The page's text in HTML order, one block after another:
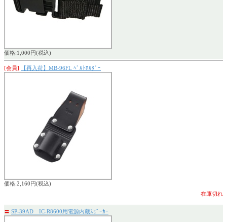
価格:1,000円(税込)
[会員] 【再入荷】MB-96FL ﾍﾞﾙﾄﾎﾙﾀﾞｰ
価格:2,160円(税込)
在庫切れ
〓 SP-39AD IC-R8600用電源内蔵ｽﾋﾟｰｶｰ